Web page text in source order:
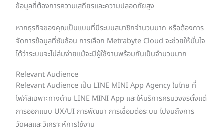
ข้อมูลที่ต้องการความเสถียรและความปลอดภัยสูง
หากธุรกิจของคุณเป็นแบบที่มีระบบสมาชิกจำนวนมาก หรือต้องการ
จัดการข้อมูลที่ซับซ้อน การเลือก Metrabyte Cloud จะช่วยให้มั่นใจ
ได้ว่าระบบจะไม่ล่มง่ายแม้จะมีผู้ใช้งานพร้อมกันเป็นจำนวนมาก
Relevant Audience
Relevant Audience เป็น LINE MINI App Agency ในไทย ที่
โฟกัสเฉพาะทางด้าน LINE MINI App และให้บริการครบวงจรตั้งแต่
การออกแบบ UX/UI การพัฒนา การเชื่อมต่อระบบ ไปจนถึงการ
วัดผลและวิเคราะห์การใช้งาน